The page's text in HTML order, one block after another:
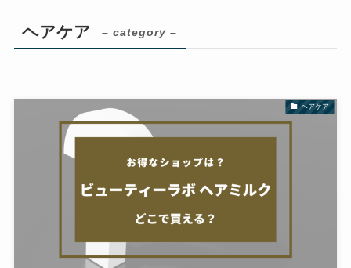
ヘアケア – category –
ヘアケア